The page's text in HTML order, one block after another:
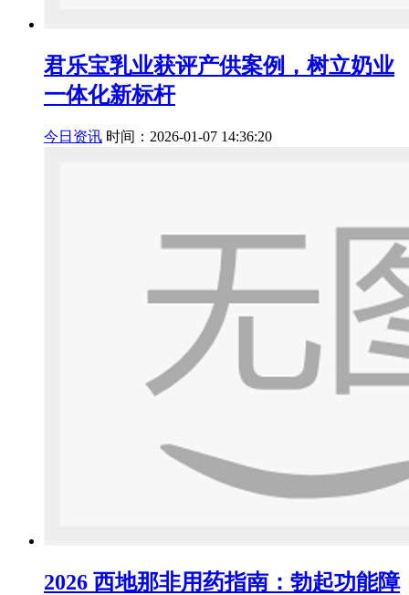
君乐宝乳业获评产供案例，树立奶业
一体化新标杆
今日资讯 时间：2026-01-07 14:36:20
2026 西地那非用药指南：勃起功能障